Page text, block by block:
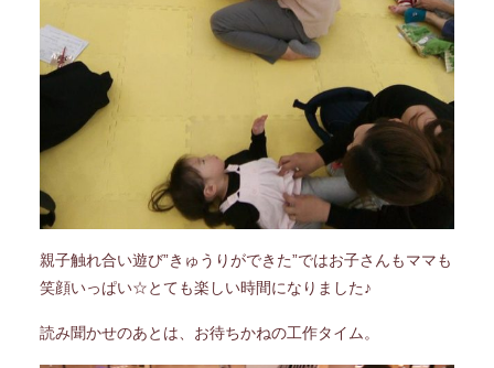
親子触れ合い遊び”きゅうりができた”ではお子さんもママも
笑顔いっぱい☆とても楽しい時間になりました♪
読み聞かせのあとは、お待ちかねの工作タイム。